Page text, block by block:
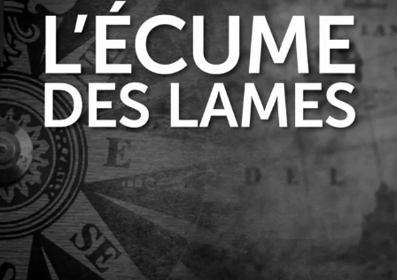
L’Écume des lames
Jean-Marie Quéméner